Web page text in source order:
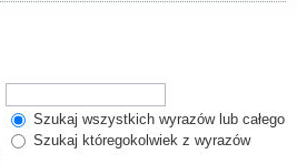
Szukaj wszystkich wyrazów lub całego
Szukaj któregokolwiek z wyrazów